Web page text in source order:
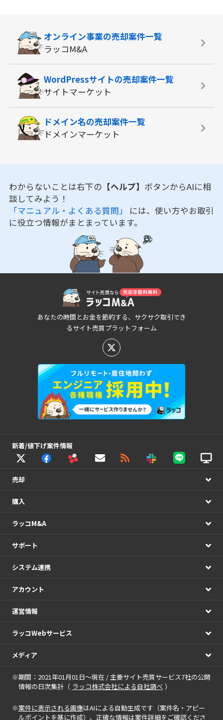
オンライン事業の売却案件一覧
ラッコM&A
WordPressサイトの売却案件一覧
サイトマーケット
ドメイン名の売却案件一覧
ドメインマーケット
わからないことは右下の 【ヘルプ】 ボタンからAIに相
談してみよう！
「マニュアル・よくある質問」 には、使い方やお取引
に役立つ情報がまとまっています。
あなたの時間とお金を節約する、サクサク取引でき
るサイト売買プラットフォーム
新着/値下げ案件情報
売却
購入
ラッコM&A
サポート
システム連携
アカウント
運営情報
ラッコWebサービス
メディア
※期間：2021年01月01日～現在 / 主要サイト売買サービス7社の公開
情報の日次集計（ ラッコ株式会社による自社調べ ）
※案件に表示される画像はAIによる自動生成です（案件名・アピー
ルポイントを基に作成）。正確な情報は案件詳細をご確認くださ